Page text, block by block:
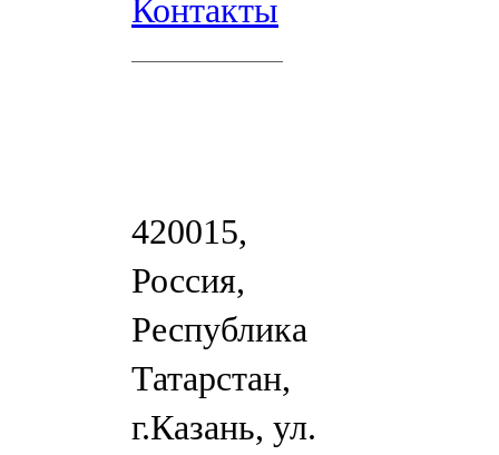
Контакты
420015,
Россия,
Республика
Татарстан,
г.Казань, ул.